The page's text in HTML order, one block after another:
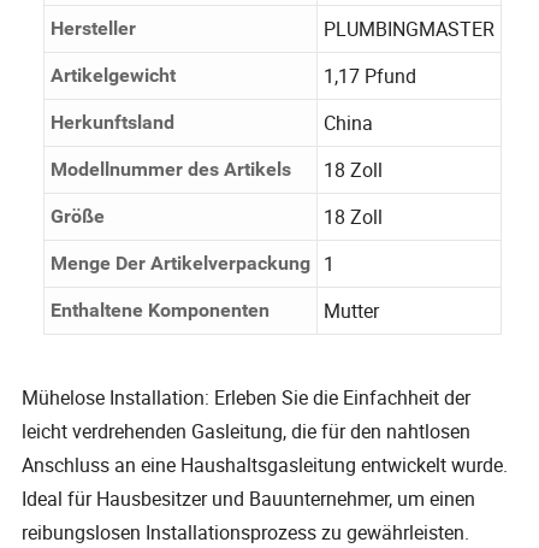
Hersteller PLUMBINGMASTER
Artikelgewicht 1,17 Pfund
Herkunftsland China
Modellnummer des Artikels 18 Zoll
Größe 18 Zoll
Menge Der Artikelverpackung 1
Enthaltene Komponenten Mutter
Mühelose Installation: Erleben Sie die Einfachheit der
leicht verdrehenden Gasleitung, die für den nahtlosen
Anschluss an eine Haushaltsgasleitung entwickelt wurde.
Ideal für Hausbesitzer und Bauunternehmer, um einen
reibungslosen Installationsprozess zu gewährleisten.